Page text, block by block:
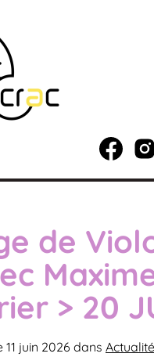
de
> 20
11 juin 2026 dans